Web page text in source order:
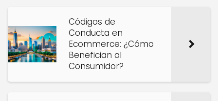
Códigos de
Conducta en
Ecommerce: ¿Cómo
Benefician al
Consumidor?